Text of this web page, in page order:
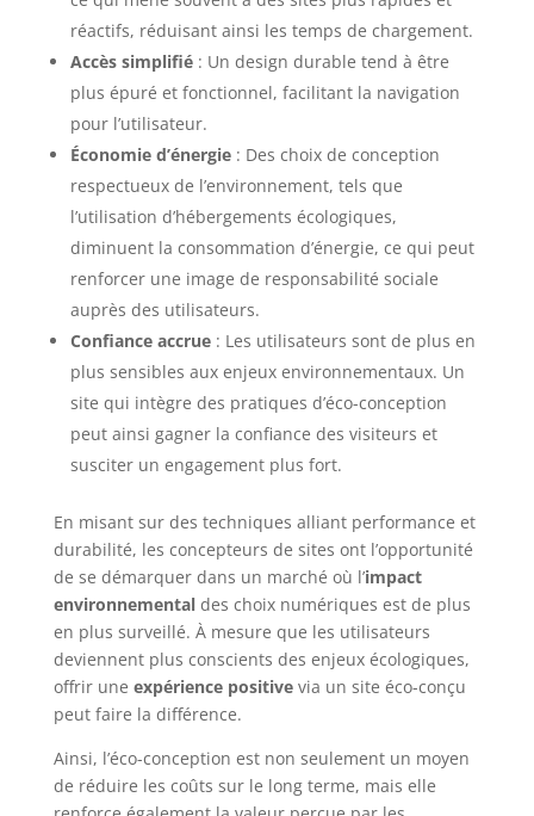
réactifs, réduisant ainsi les temps de chargement.
Accès simplifié: Un design durable tend à être
plus épuré et fonctionnel, facilitant la navigation
pour l’utilisateur.
Économie d’énergie: Des choix de conception
respectueux de l’environnement, tels que
l’utilisation d’hébergements écologiques,
diminuent la consommation d’énergie, ce qui peut
renforcer une image de responsabilité sociale
auprès des utilisateurs.
Confiance accrue: Les utilisateurs sont de plus en
plus sensibles aux enjeux environnementaux. Un
site qui intègre des pratiques d’éco-conception
peut ainsi gagner la confiance des visiteurs et
susciter un engagement plus fort.
En misant sur des techniques alliant performance et
durabilité, les concepteurs de sites ont l’opportunité
de se démarquer dans un marché où l’impact
environnementaldes choix numériques est de plus
en plus surveillé. À mesure que les utilisateurs
deviennent plus conscients des enjeux écologiques,
offrir une expérience positivevia un site éco-conçu
peut faire la différence.
Ainsi, l’éco-conception est non seulement un moyen
de réduire les coûts sur le long terme, mais elle